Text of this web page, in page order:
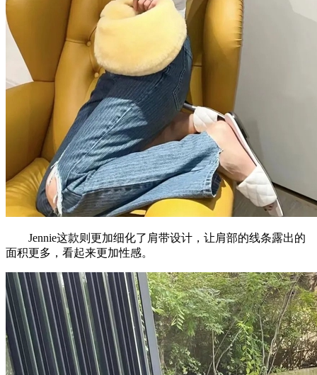
Jennie这款则更加细化了肩带设计，让肩部的线条露出的
面积更多，看起来更加性感。